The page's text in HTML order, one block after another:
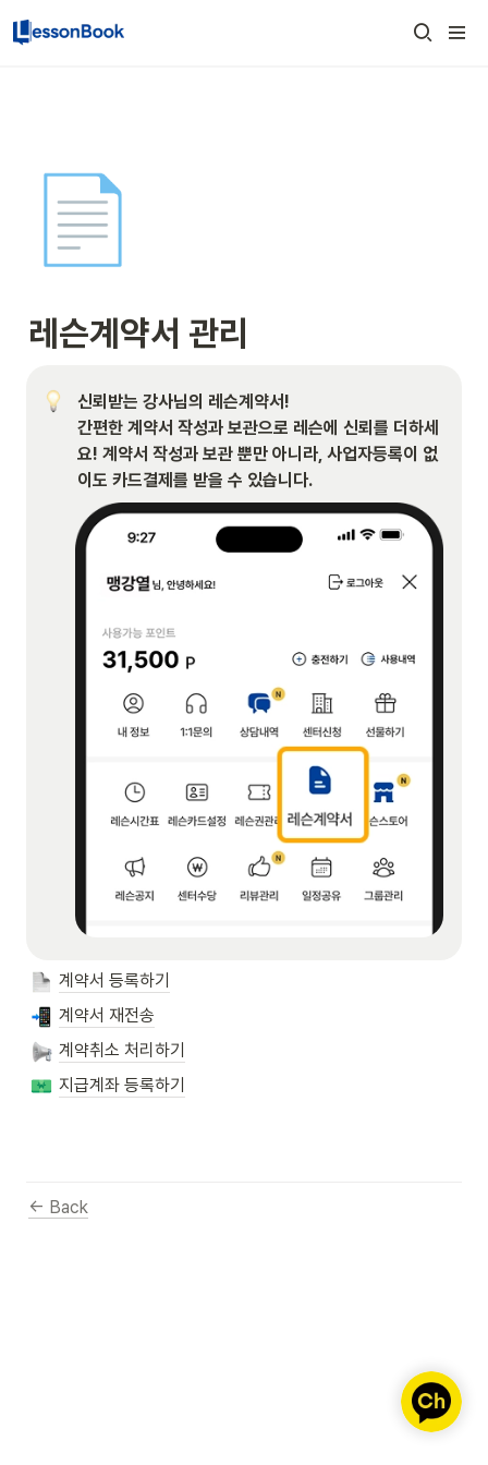
📄
레슨계약서 관리
신뢰받는 강사님의 레슨계약서!
간편한 계약서 작성과 보관으로 레슨에 신뢰를 더하세
요! 계약서 작성과 보관 뿐만 아니라, 사업자등록이 없
이도 카드결제를 받을 수 있습니다.
계약서 등록하기
계약서 재전송
계약취소 처리하기
지급계좌 등록하기
← Back